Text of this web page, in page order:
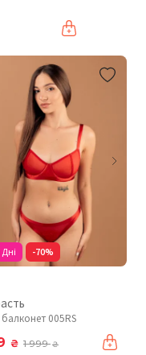
-70%
005RS
₴ 1 999₴